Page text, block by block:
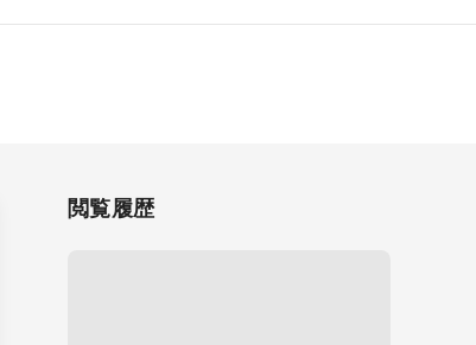
閲覧履歴